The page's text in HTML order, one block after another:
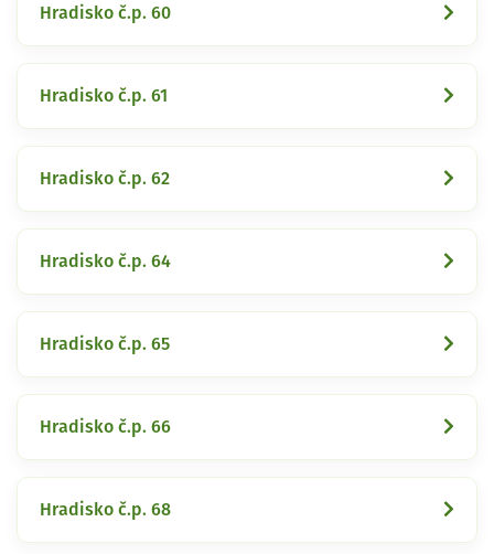
Hradisko č.p. 60
Hradisko č.p. 61
Hradisko č.p. 62
Hradisko č.p. 64
Hradisko č.p. 65
Hradisko č.p. 66
Hradisko č.p. 68